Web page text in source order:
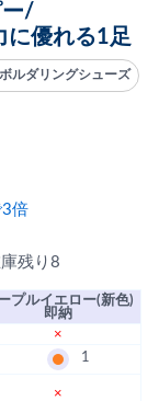
ー/
に優れる1足
ルダリングシューズ
3倍
残り8
プルイエロー(新色)
即納
×
1
×